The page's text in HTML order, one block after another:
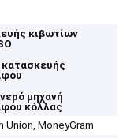
κιβωτίων
κατασκευής
μηχανή
κόλλας
Union, MoneyGram